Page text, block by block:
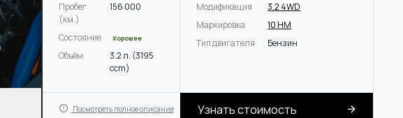
Пробег
(км.)
156 000
Состояние Хорошее
Объём
3.2 л. (3195
ccm)
Модификация
3.2 4WD
Маркировка
10 HM
Тип двигателя
Бензин
Посмотреть полное описание Узнать стоимость